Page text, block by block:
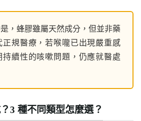
，蜂膠雖屬天然成分，但並非藥
正規醫療，若喉嚨已出現嚴重感
持續性的咳嗽問題，仍應就醫處
3 種不同類型怎麼選？